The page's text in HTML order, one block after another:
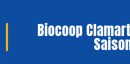
Biocoop